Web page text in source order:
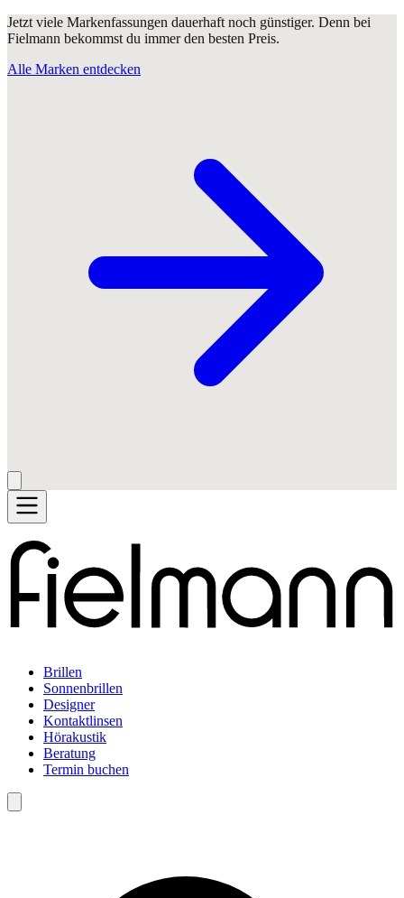
Jetzt viele Markenfassungen dauerhaft noch günstiger. Denn bei
Fielmann bekommst du immer den besten Preis.
Alle Marken entdecken
Brillen
Sonnenbrillen
Designer
Kontaktlinsen
Hörakustik
Beratung
Termin buchen